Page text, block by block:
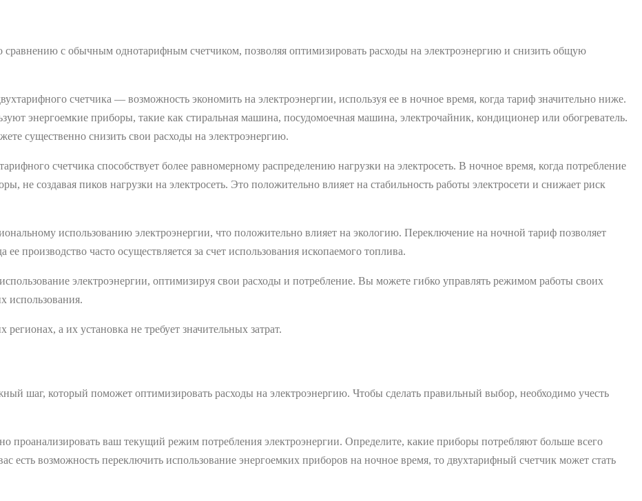
сравнению с обычным однотарифным счетчиком, позволяя оптимизировать расходы на электроэнергию и снизить общую
счетчика — возможность экономить на электроэнергии, используя ее в ночное время, когда тариф значительно ниже.
энергоемкие приборы, такие как стиральная машина, посудомоечная машина, электрочайник, кондиционер или обогреватель.
существенно снизить свои расходы на электроэнергию.
счетчика способствует более равномерному распределению нагрузки на электросеть. В ночное время, когда потребление
не создавая пиков нагрузки на электросеть. Это положительно влияет на стабильность работы электросети и снижает риск
использованию электроэнергии, что положительно влияет на экологию. Переключение на ночной тариф позволяет
производство часто осуществляется за счет использования ископаемого топлива.
электроэнергии, оптимизируя свои расходы и потребление. Вы можете гибко управлять режимом работы своих
использования.
а их установка не требует значительных затрат.
шаг, который поможет оптимизировать расходы на электроэнергию. Чтобы сделать правильный выбор, необходимо учесть
проанализировать ваш текущий режим потребления электроэнергии. Определите, какие приборы потребляют больше всего
есть возможность переключить использование энергоемких приборов на ночное время, то двухтарифный счетчик может стать